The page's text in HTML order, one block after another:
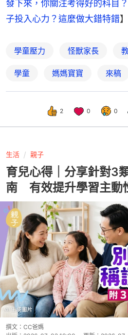
發下來，你關注考得好的科目
子投入心力？這麼做大錯特錯】
學童壓力 怪獸家長
學童 媽媽寶寶 來稿
2 0 0
生活 親子
育兒心得｜分享針對3
南 有效提升學習主動
撰文： CC爸媽